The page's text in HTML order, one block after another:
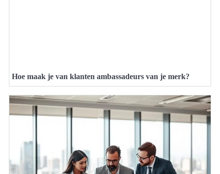
Hoe maak je van klanten ambassadeurs van je merk?